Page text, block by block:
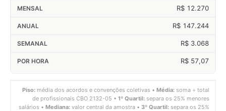
R$ 12.270
R$ 147.244
R$ 3.068
R$ 57,07
Piso: média dos acordos e convenções coletivas • Média: soma ÷ total
de profissionais CBO 2132-05 • 1º Quartil: separa os 25% menores
salários • Mediana: valor central da amostra • 3º Quartil: separa os 25%